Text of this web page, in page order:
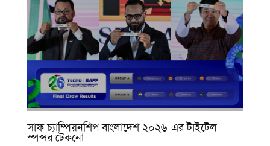
সাফ চ্যাম্পিয়নশিপ বাংলাদেশ ২০২৬-এর টাইটেল
স্পন্সর টেকনো